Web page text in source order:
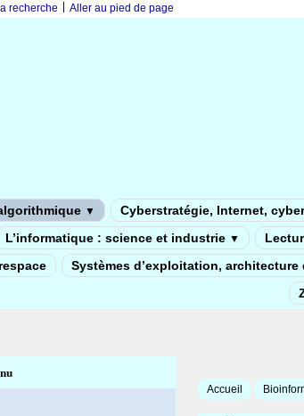
recherche Aller au pied de page
▼ Cyberstratégie, Internet,
L’informatique : science et industrie ▼
Systèmes d’exploitation, architecture
Accueil